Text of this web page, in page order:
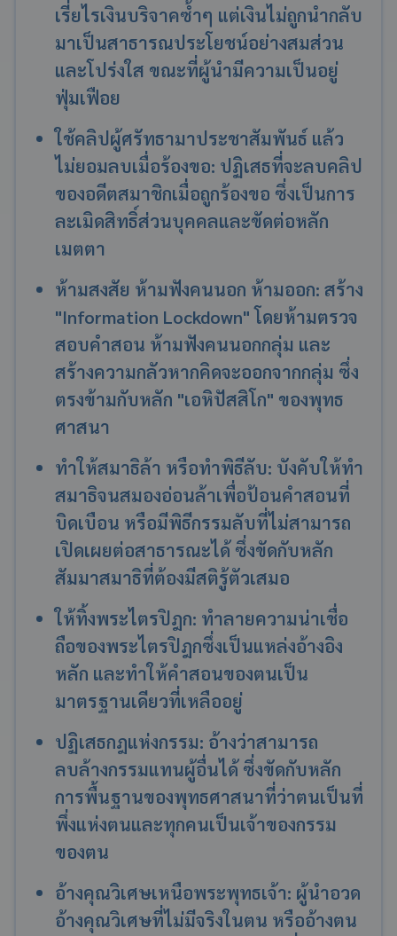
เรี่ยไรเงินบริจาคซ้ำๆ แต่เงินไม่ถูกนำกลับ
มาเป็นสาธารณประโยชน์อย่างสมส่วน
และโปร่งใส ขณะที่ผู้นำมีความเป็นอยู่
ฟุ่มเฟือย
ใช้คลิปผู้ศรัทธามาประชาสัมพันธ์ แล้ว
ไม่ยอมลบเมื่อร้องขอ: ปฏิเสธที่จะลบคลิป
ของอดีตสมาชิกเมื่อถูกร้องขอ ซึ่งเป็นการ
ละเมิดสิทธิ์ส่วนบุคคลและขัดต่อหลัก
เมตตา
ห้ามสงสัย ห้ามฟังคนนอก ห้ามออก: สร้าง
"Information Lockdown" โดยห้ามตรวจ
สอบคำสอน ห้ามฟังคนนอกกลุ่ม และ
สร้างความกลัวหากคิดจะออกจากกลุ่ม ซึ่ง
ตรงข้ามกับหลัก "เอหิปัสสิโก" ของพุทธ
ศาสนา
ทำให้สมาธิล้า หรือทำพิธีลับ: บังคับให้ทำ
สมาธิจนสมองอ่อนล้าเพื่อป้อนคำสอนที่
บิดเบือน หรือมีพิธีกรรมลับที่ไม่สามารถ
เปิดเผยต่อสาธารณะได้ ซึ่งขัดกับหลัก
สัมมาสมาธิที่ต้องมีสติรู้ตัวเสมอ
ให้ทิ้งพระไตรปิฎก: ทำลายความน่าเชื่อ
ถือของพระไตรปิฎกซึ่งเป็นแหล่งอ้างอิง
หลัก และทำให้คำสอนของตนเป็น
มาตรฐานเดียวที่เหลืออยู่
ปฏิเสธกฎแห่งกรรม: อ้างว่าสามารถ
ลบล้างกรรมแทนผู้อื่นได้ ซึ่งขัดกับหลัก
การพื้นฐานของพุทธศาสนาที่ว่าตนเป็นที่
พึ่งแห่งตนและทุกคนเป็นเจ้าของกรรม
ของตน
อ้างคุณวิเศษเหนือพระพุทธเจ้า: ผู้นำอวด
อ้างคุณวิเศษที่ไม่มีจริงในตน หรืออ้างตน